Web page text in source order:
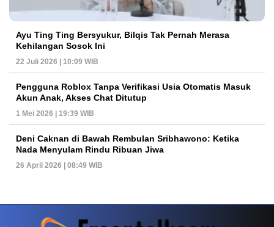
Ayu Ting Ting Bersyukur, Bilqis Tak Pernah Merasa
Kehilangan Sosok Ini
22 Juli 2026 | 10:09 WIB
Pengguna Roblox Tanpa Verifikasi Usia Otomatis Masuk
Akun Anak, Akses Chat Ditutup
1 Mei 2026 | 19:39 WIB
Deni Caknan di Bawah Rembulan Sribhawono: Ketika
Nada Menyulam Rindu Ribuan Jiwa
26 April 2026 | 08:49 WIB
PETIR800 LOGIN Baccarat Dan Evolusi Game Meja Digital